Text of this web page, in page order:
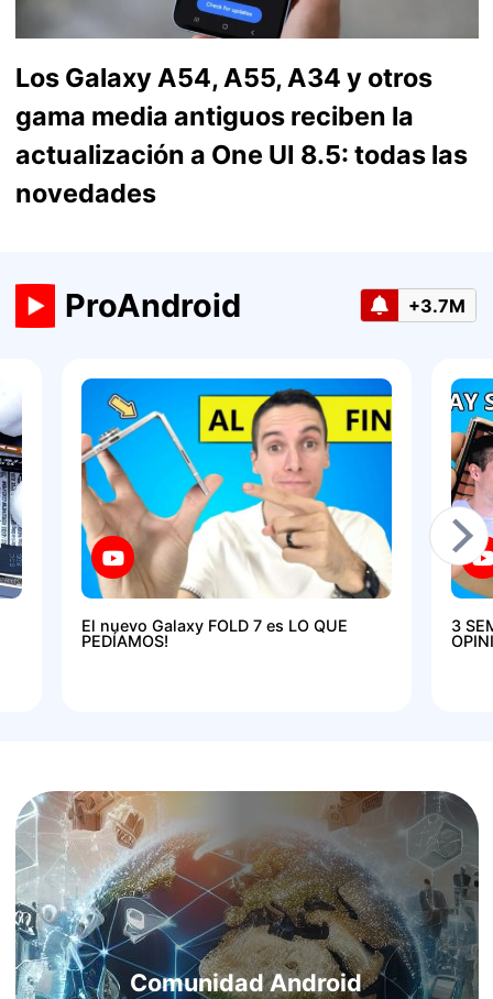
Los Galaxy A54, A55, A34 y otros
gama media antiguos reciben la
actualización a One UI 8.5: todas las
novedades
ProAndroid +3.7M
El nuevo Galaxy FOLD 7 es LO QUE
PEDÍAMOS!
3
Comunidad Android